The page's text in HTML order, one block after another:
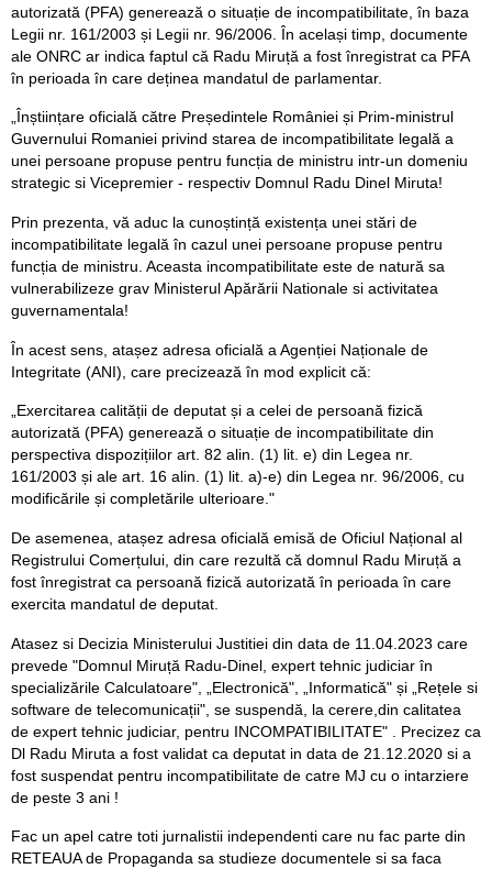
autorizată (PFA) generează o situație de incompatibilitate, în baza
Legii nr. 161/2003 și Legii nr. 96/2006. În același timp, documente
ale ONRC ar indica faptul că Radu Miruță a fost înregistrat ca PFA
în perioada în care deținea mandatul de parlamentar.
„Înștiințare oficială către Președintele României și Prim-ministrul
Guvernului Romaniei privind starea de incompatibilitate legală a
unei persoane propuse pentru funcția de ministru intr-un domeniu
strategic si Vicepremier - respectiv Domnul Radu Dinel Miruta!
Prin prezenta, vă aduc la cunoștință existența unei stări de
incompatibilitate legală în cazul unei persoane propuse pentru
funcția de ministru. Aceasta incompatibilitate este de natură sa
vulnerabilizeze grav Ministerul Apărării Nationale si activitatea
guvernamentala!
În acest sens, atașez adresa oficială a Agenției Naționale de
Integritate (ANI), care precizează în mod explicit că:
„Exercitarea calității de deputat și a celei de persoană fizică
autorizată (PFA) generează o situație de incompatibilitate din
perspectiva dispozițiilor art. 82 alin. (1) lit. e) din Legea nr.
161/2003 și ale art. 16 alin. (1) lit. a)-e) din Legea nr. 96/2006, cu
modificările și completările ulterioare."
De asemenea, atașez adresa oficială emisă de Oficiul Național al
Registrului Comerțului, din care rezultă că domnul Radu Miruță a
fost înregistrat ca persoană fizică autorizată în perioada în care
exercita mandatul de deputat.
Atasez si Decizia Ministerului Justitiei din data de 11.04.2023 care
prevede "Domnul Miruță Radu-Dinel, expert tehnic judiciar în
specializările Calculatoare", „Electronică", „Informatică" și „Rețele si
software de telecomunicații", se suspendă, la cerere,din calitatea
de expert tehnic judiciar, pentru INCOMPATIBILITATE" . Precizez ca
Dl Radu Miruta a fost validat ca deputat in data de 21.12.2020 si a
fost suspendat pentru incompatibilitate de catre MJ cu o intarziere
de peste 3 ani !
Fac un apel catre toti jurnalistii independenti care nu fac parte din
RETEAUA de Propaganda sa studieze documentele si sa faca